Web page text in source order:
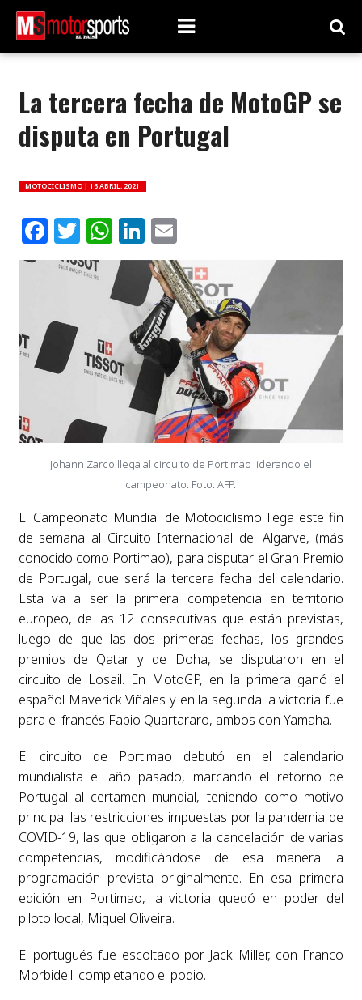
La tercera fecha de MotoGP se
disputa en Portugal
MOTOCICLISMO | 16 ABRIL, 2021
Facebook
Twitter
WhatsApp
LinkedIn
Email
Johann Zarco llega al circuito de Portimao liderando el
campeonato. Foto: AFP.
El Campeonato Mundial de Motociclismo llega este fin
de semana al Circuito Internacional del Algarve, (más
conocido como Portimao), para disputar el Gran Premio
de Portugal, que será la tercera fecha del calendario.
Esta va a ser la primera competencia en territorio
europeo, de las 12 consecutivas que están previstas,
luego de que las dos primeras fechas, los grandes
premios de Qatar y de Doha, se disputaron en el
circuito de Losail. En MotoGP, en la primera ganó el
español Maverick Viñales y en la segunda la victoria fue
para el francés Fabio Quartararo, ambos con Yamaha.
El circuito de Portimao debutó en el calendario
mundialista el año pasado, marcando el retorno de
Portugal al certamen mundial, teniendo como motivo
principal las restricciones impuestas por la pandemia de
COVID-19, las que obligaron a la cancelación de varias
competencias, modificándose de esa manera la
programación prevista originalmente. En esa primera
edición en Portimao, la victoria quedó en poder del
piloto local, Miguel Oliveira.
El portugués fue escoltado por Jack Miller, con Franco
Morbidelli completando el podio.